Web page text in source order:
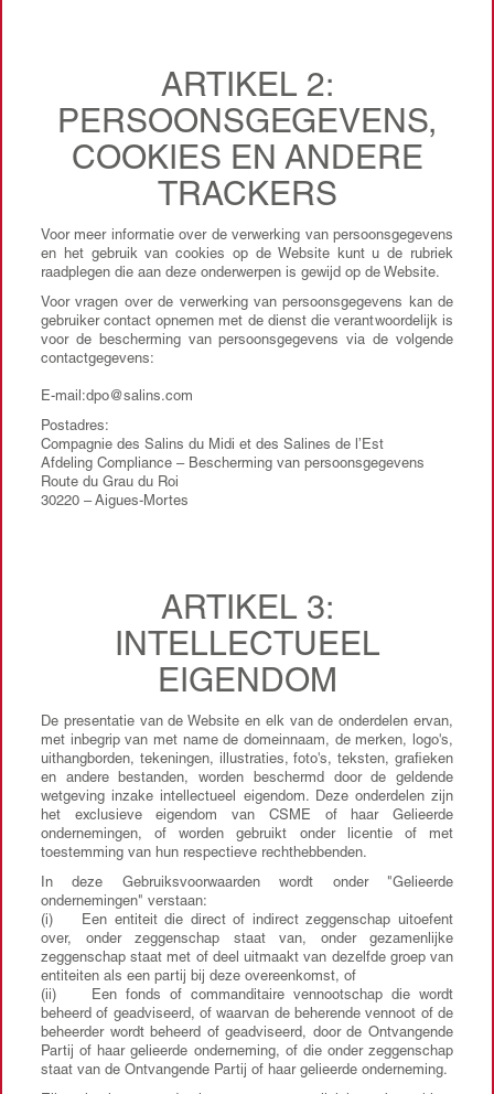
ARTIKEL 2:
PERSOONSGEGEVENS,
COOKIES EN ANDERE
TRACKERS
Voor meer informatie over de verwerking van persoonsgegevens
en het gebruik van cookies op de Website kunt u de rubriek
raadplegen die aan deze onderwerpen is gewijd op de Website.
Voor vragen over de verwerking van persoonsgegevens kan de
gebruiker contact opnemen met de dienst die verantwoordelijk is
voor de bescherming van persoonsgegevens via de volgende
contactgegevens:
E-mail:dpo@salins.com
Postadres:
Compagnie des Salins du Midi et des Salines de l’Est
Afdeling Compliance – Bescherming van persoonsgegevens
Route du Grau du Roi
30220 – Aigues-Mortes
ARTIKEL 3:
INTELLECTUEEL
EIGENDOM
De presentatie van de Website en elk van de onderdelen ervan,
met inbegrip van met name de domeinnaam, de merken, logo's,
uithangborden, tekeningen, illustraties, foto's, teksten, grafieken
en andere bestanden, worden beschermd door de geldende
wetgeving inzake intellectueel eigendom. Deze onderdelen zijn
het exclusieve eigendom van CSME of haar Gelieerde
ondernemingen, of worden gebruikt onder licentie of met
toestemming van hun respectieve rechthebbenden.
In deze Gebruiksvoorwaarden wordt onder "Gelieerde
ondernemingen" verstaan:
(i) Een entiteit die direct of indirect zeggenschap uitoefent
over, onder zeggenschap staat van, onder gezamenlijke
zeggenschap staat met of deel uitmaakt van dezelfde groep van
entiteiten als een partij bij deze overeenkomst, of
(ii) Een fonds of commanditaire vennootschap die wordt
beheerd of geadviseerd, of waarvan de beherende vennoot of de
beheerder wordt beheerd of geadviseerd, door de Ontvangende
Partij of haar gelieerde onderneming, of die onder zeggenschap
staat van de Ontvangende Partij of haar gelieerde onderneming.